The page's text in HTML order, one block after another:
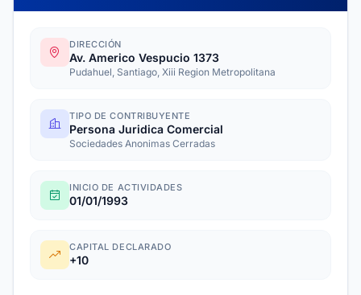
DIRECCIÓN
Av. Americo Vespucio 1373
Pudahuel, Santiago, Xiii Region Metropolitana
TIPO DE CONTRIBUYENTE
Persona Juridica Comercial
Sociedades Anonimas Cerradas
INICIO DE ACTIVIDADES
01/01/1993
CAPITAL DECLARADO
+10